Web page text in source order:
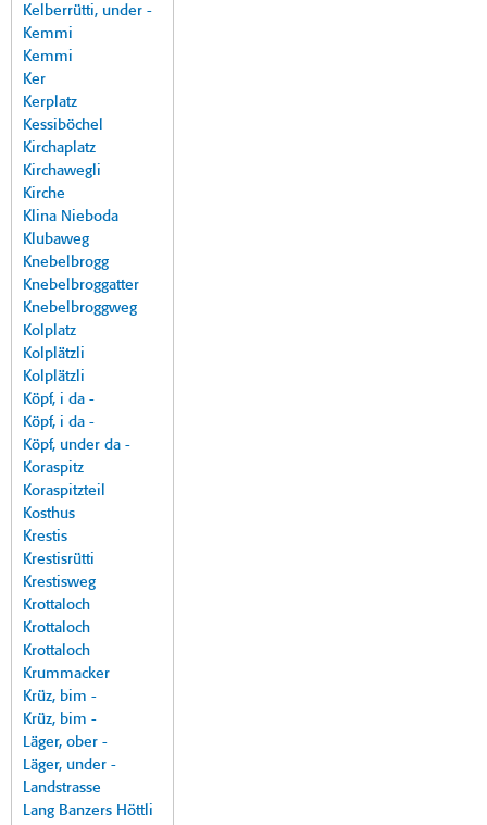
Kelberrütti, under -
Kemmi
Kemmi
Ker
Kerplatz
Kessiböchel
Kirchaplatz
Kirchawegli
Kirche
Klina Nieboda
Klubaweg
Knebelbrogg
Knebelbroggatter
Knebelbroggweg
Kolplatz
Kolplätzli
Kolplätzli
Köpf, i da -
Köpf, i da -
Köpf, under da -
Koraspitz
Koraspitzteil
Kosthus
Krestis
Krestisrütti
Krestisweg
Krottaloch
Krottaloch
Krottaloch
Krummacker
Krüz, bim -
Krüz, bim -
Läger, ober -
Läger, under -
Landstrasse
Lang Banzers Höttli